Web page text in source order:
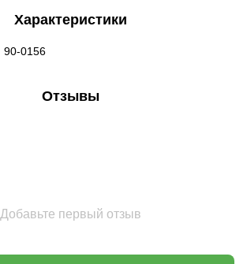
Характеристики
90-0156
Отзывы
Добавьте первый отзыв